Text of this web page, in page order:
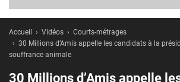
Accueil Vidéos
Courts-métrages
30 Millions d’Amis appelle les candidats à la
souffrance animale
30 Millions d’Amis appelle